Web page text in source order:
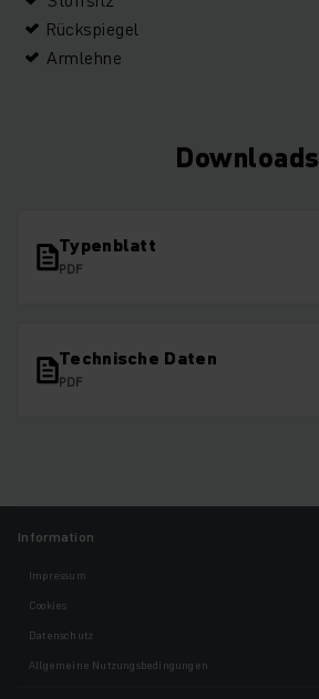
Rückspiegel
Armlehne
Downloads
Typenblatt
PDF
Technische Daten
PDF
Information
Impressum
Cookies
Datenschutz
Allgemeine Nutzungsbedingungen